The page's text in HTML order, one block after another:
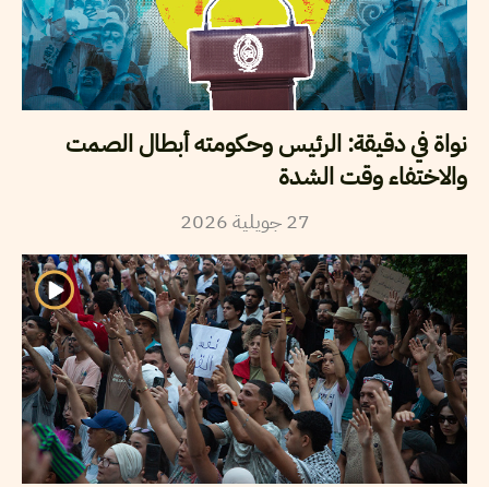
نواة في دقيقة: الرئيس وحكومته أبطال الصمت
والاختفاء وقت الشدة
27 جويلية2026